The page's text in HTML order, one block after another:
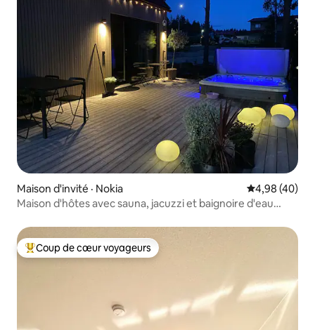
Maison d'invité · Nokia Note
4,98 (40)
Maison d'hôtes avec sauna, jacuzzi et baignoire d'eau
Coup de cœur voyageurs parmi les plus aimés
Coup de cœur voyageurs